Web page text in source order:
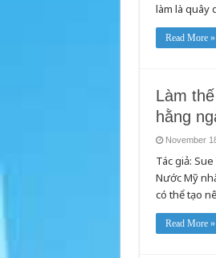
làm là quây
Read More »
Làm
hằng
November
Tác giả:
Nước Mỹ
có thể tạo
Read More »